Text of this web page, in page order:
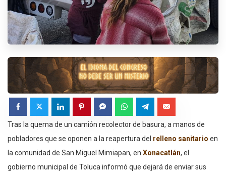
Tras la quema de un camión recolector de basura, a manos de
pobladores que se oponen a la reapertura del relleno sanitario en
la comunidad de San Miguel Mimiapan, en Xonacatlán, el
gobierno municipal de Toluca informó que dejará de enviar sus